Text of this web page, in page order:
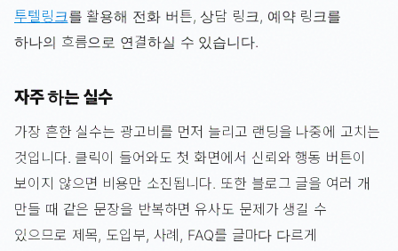
투텔링크를 활용해 전화 버튼, 상담 링크, 예약 링크를
하나의 흐름으로 연결하실 수 있습니다.
자주 하는 실수
가장 흔한 실수는 광고비를 먼저 늘리고 랜딩을 나중에 고치는
것입니다. 클릭이 들어와도 첫 화면에서 신뢰와 행동 버튼이
보이지 않으면 비용만 소진됩니다. 또한 블로그 글을 여러 개
만들 때 같은 문장을 반복하면 유사도 문제가 생길 수
있으므로 제목, 도입부, 사례, FAQ를 글마다 다르게